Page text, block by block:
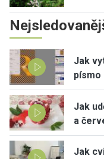
Jak
písmo
Jak
a
Jak